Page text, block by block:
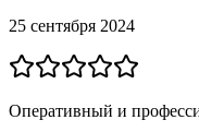
25 сентября 2024
Оперативный и